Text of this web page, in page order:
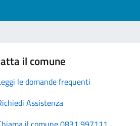
il comune
le domande frequenti
Assistenza